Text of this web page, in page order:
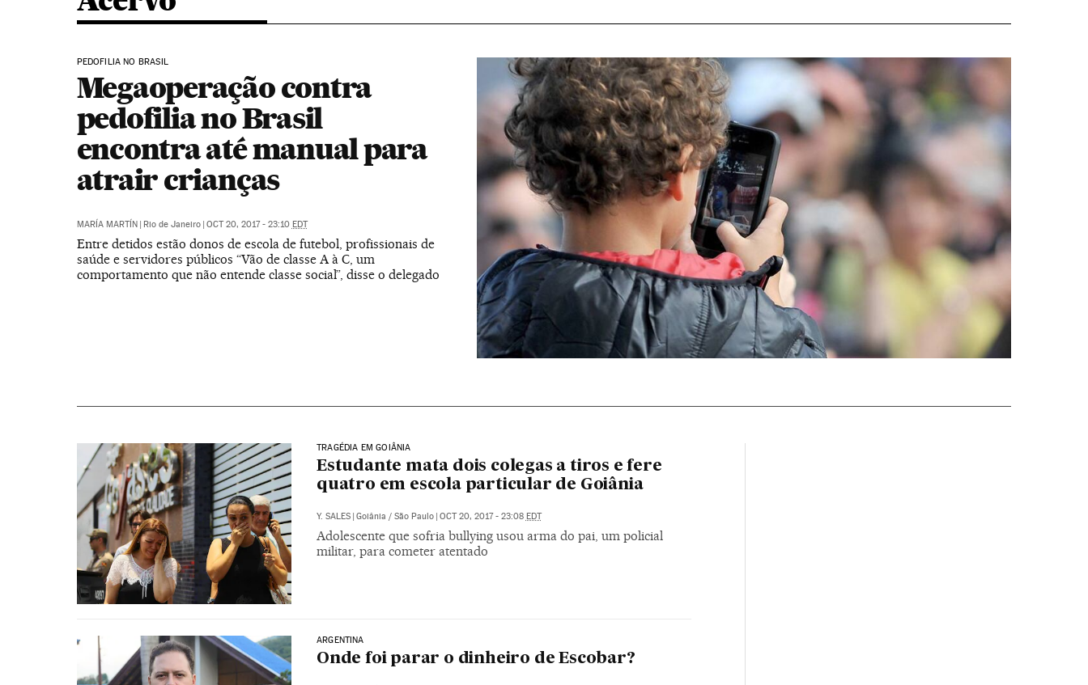
PEDOFILIA NO BRASIL
Megaoperação contra
pedofilia no Brasil
encontra até manual para
atrair crianças
MARÍA MARTÍN | Rio de Janeiro | OCT 20, 2017 - 23:10 EDT
Entre detidos estão donos de escola de futebol, profissionais de
saúde e servidores públicos “Vão de classe A à C, um
comportamento que não entende classe social”, disse o delegado
TRAGÉDIA EM GOIÂNIA
Estudante mata dois colegas a tiros e fere
quatro em escola particular de Goiânia
Y. SALES | Goiânia / São Paulo | OCT 20, 2017 - 23:08 EDT
Adolescente que sofria bullying usou arma do pai, um policial
militar, para cometer atentado
ARGENTINA
Onde foi parar o dinheiro de Escobar?